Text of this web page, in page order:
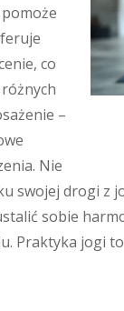
co
–
Nie
swojej drogi z
sobie
Praktyka jogi